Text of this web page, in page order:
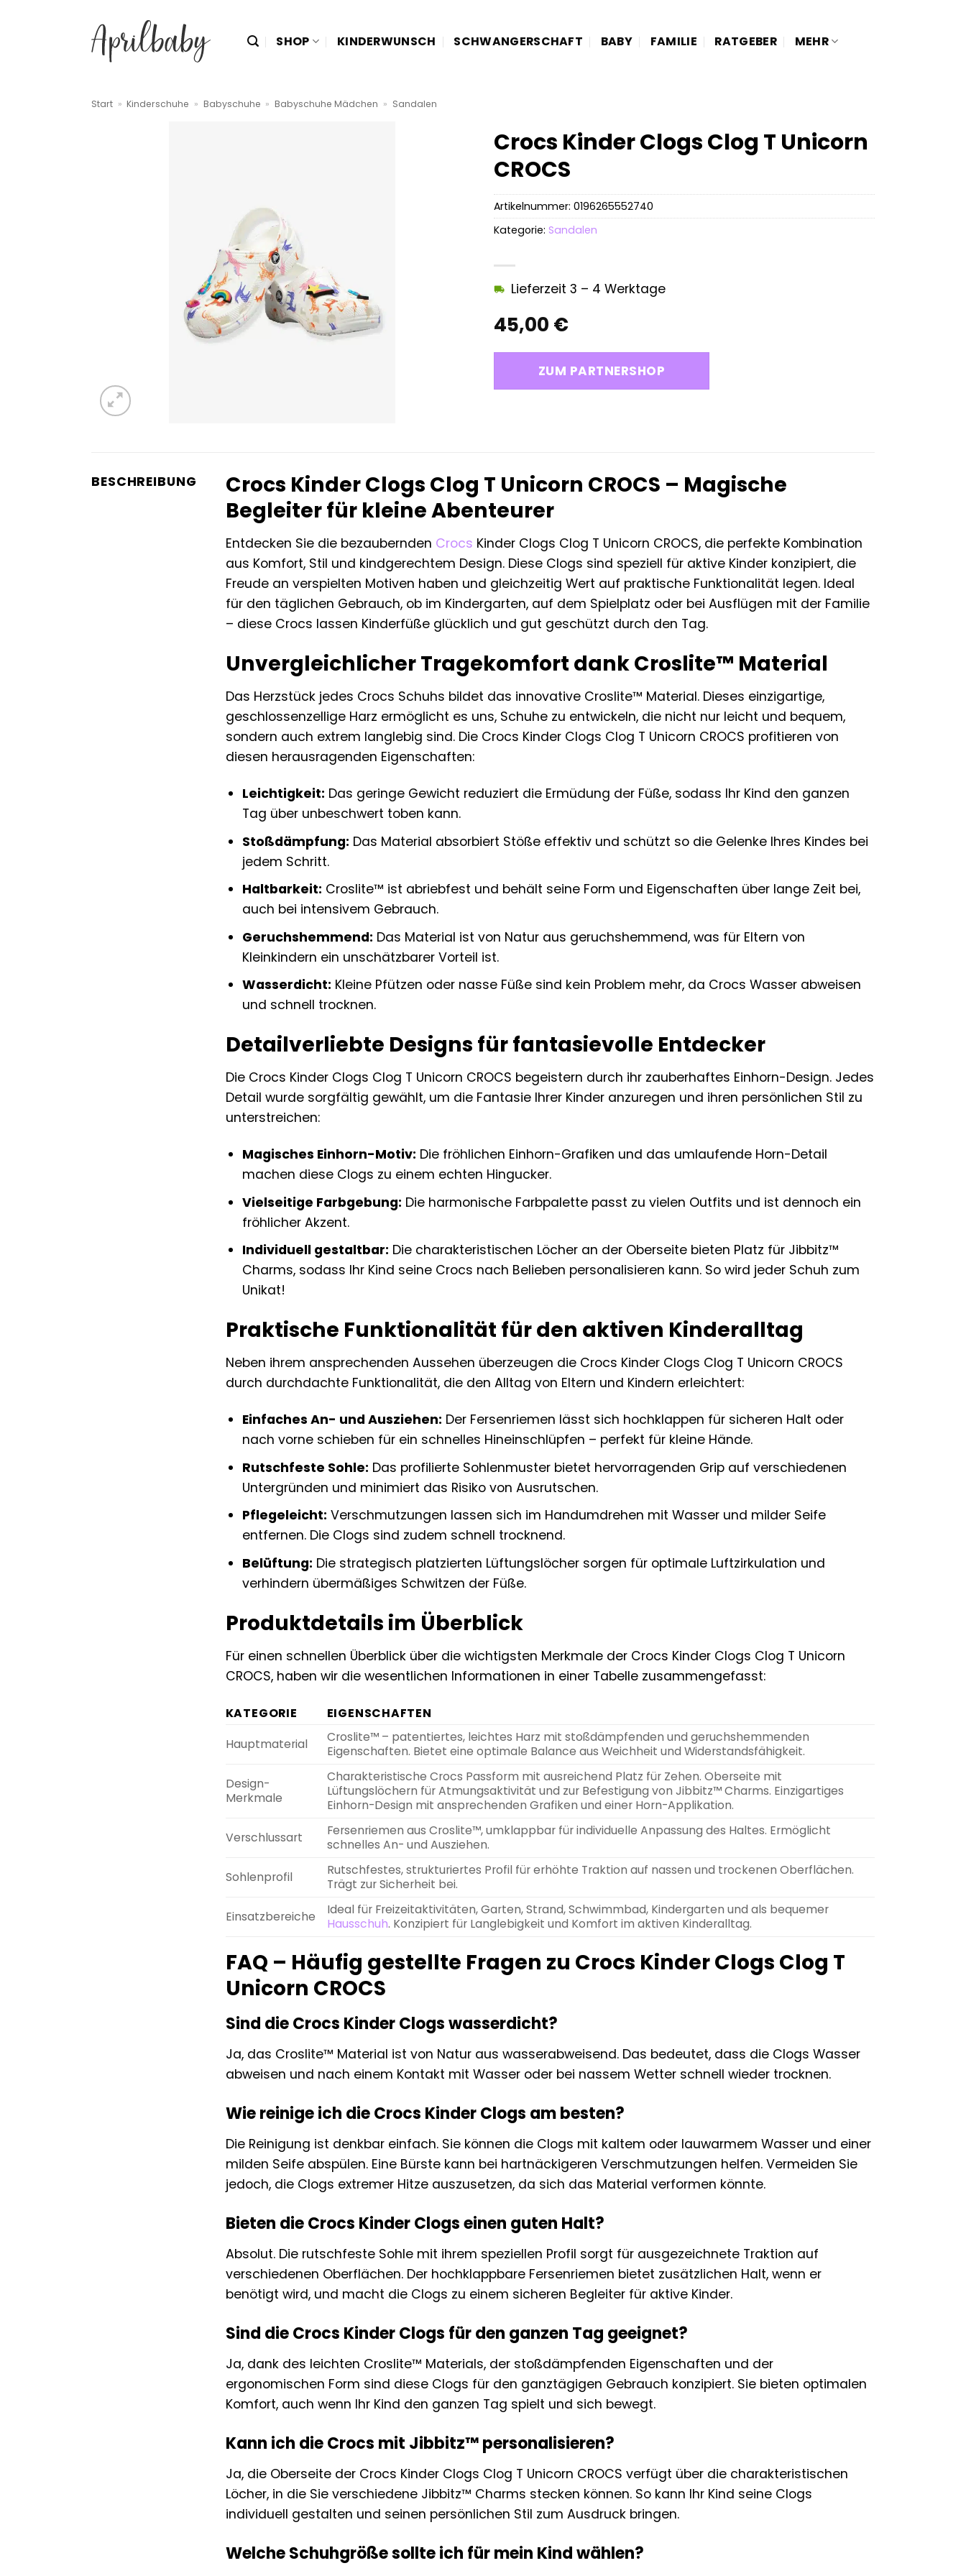
SHOP KINDERWUNSCH SCHWANGERSCHAFT BABY FAMILIE RATGEBER MEHR
Start » Kinderschuhe » Babyschuhe » Babyschuhe Mädchen » Sandalen
Crocs Kinder Clogs Clog T Unicorn
CROCS
45,00 €
Lieferzeit 3 – 4 Werktage
ZUM PARTNERSHOP
Artikelnummer: 0196265552740
Kategorie: Sandalen
BESCHREIBUNG
Crocs Kinder Clogs Clog T Unicorn CROCS – Magische
Begleiter für kleine Abenteurer
Entdecken Sie die bezaubernden Crocs Kinder Clogs Clog T Unicorn CROCS, die perfekte Kombination
aus Komfort, Stil und kindgerechtem Design. Diese Clogs sind speziell für aktive Kinder konzipiert, die
Freude an verspielten Motiven haben und gleichzeitig Wert auf praktische Funktionalität legen. Ideal
für den täglichen Gebrauch, ob im Kindergarten, auf dem Spielplatz oder bei Ausflügen mit der Familie
– diese Crocs lassen Kinderfüße glücklich und gut geschützt durch den Tag.
Unvergleichlicher Tragekomfort dank Croslite™ Material
Das Herzstück jedes Crocs Schuhs bildet das innovative Croslite™ Material. Dieses einzigartige,
geschlossenzellige Harz ermöglicht es uns, Schuhe zu entwickeln, die nicht nur leicht und bequem,
sondern auch extrem langlebig sind. Die Crocs Kinder Clogs Clog T Unicorn CROCS profitieren von
diesen herausragenden Eigenschaften:
Leichtigkeit: Das geringe Gewicht reduziert die Ermüdung der Füße, sodass Ihr Kind den ganzen
Tag über unbeschwert toben kann.
Stoßdämpfung: Das Material absorbiert Stöße effektiv und schützt so die Gelenke Ihres Kindes bei
jedem Schritt.
Haltbarkeit: Croslite™ ist abriebfest und behält seine Form und Eigenschaften über lange Zeit bei,
auch bei intensivem Gebrauch.
Geruchshemmend: Das Material ist von Natur aus geruchshemmend, was für Eltern von
Kleinkindern ein unschätzbarer Vorteil ist.
Wasserdicht: Kleine Pfützen oder nasse Füße sind kein Problem mehr, da Crocs Wasser abweisen
und schnell trocknen.
Detailverliebte Designs für fantasievolle Entdecker
Die Crocs Kinder Clogs Clog T Unicorn CROCS begeistern durch ihr zauberhaftes Einhorn-Design. Jedes
Detail wurde sorgfältig gewählt, um die Fantasie Ihrer Kinder anzuregen und ihren persönlichen Stil zu
unterstreichen:
Magisches Einhorn-Motiv: Die fröhlichen Einhorn-Grafiken und das umlaufende Horn-Detail
machen diese Clogs zu einem echten Hingucker.
Vielseitige Farbgebung: Die harmonische Farbpalette passt zu vielen Outfits und ist dennoch ein
fröhlicher Akzent.
Individuell gestaltbar: Die charakteristischen Löcher an der Oberseite bieten Platz für Jibbitz™
Charms, sodass Ihr Kind seine Crocs nach Belieben personalisieren kann. So wird jeder Schuh zum
Unikat!
Praktische Funktionalität für den aktiven Kinderalltag
Neben ihrem ansprechenden Aussehen überzeugen die Crocs Kinder Clogs Clog T Unicorn CROCS
durch durchdachte Funktionalität, die den Alltag von Eltern und Kindern erleichtert:
Einfaches An- und Ausziehen: Der Fersenriemen lässt sich hochklappen für sicheren Halt oder
nach vorne schieben für ein schnelles Hineinschlüpfen – perfekt für kleine Hände.
Rutschfeste Sohle: Das profilierte Sohlenmuster bietet hervorragenden Grip auf verschiedenen
Untergründen und minimiert das Risiko von Ausrutschen.
Pflegeleicht: Verschmutzungen lassen sich im Handumdrehen mit Wasser und milder Seife
entfernen. Die Clogs sind zudem schnell trocknend.
Belüftung: Die strategisch platzierten Lüftungslöcher sorgen für optimale Luftzirkulation und
verhindern übermäßiges Schwitzen der Füße.
Produktdetails im Überblick
Für einen schnellen Überblick über die wichtigsten Merkmale der Crocs Kinder Clogs Clog T Unicorn
CROCS, haben wir die wesentlichen Informationen in einer Tabelle zusammengefasst:
KATEGORIE
EIGENSCHAFTEN
Hauptmaterial
Croslite™ – patentiertes, leichtes Harz mit stoßdämpfenden und geruchshemmenden
Eigenschaften. Bietet eine optimale Balance aus Weichheit und Widerstandsfähigkeit.
Design-
Merkmale
Charakteristische Crocs Passform mit ausreichend Platz für Zehen. Oberseite mit
Lüftungslöchern für Atmungsaktivität und zur Befestigung von Jibbitz™ Charms. Einzigartiges
Einhorn-Design mit ansprechenden Grafiken und einer Horn-Applikation.
Verschlussart
Fersenriemen aus Croslite™, umklappbar für individuelle Anpassung des Haltes. Ermöglicht
schnelles An- und Ausziehen.
Sohlenprofil
Rutschfestes, strukturiertes Profil für erhöhte Traktion auf nassen und trockenen Oberflächen.
Trägt zur Sicherheit bei.
Einsatzbereiche
Ideal für Freizeitaktivitäten, Garten, Strand, Schwimmbad, Kindergarten und als bequemer
Hausschuh. Konzipiert für Langlebigkeit und Komfort im aktiven Kinderalltag.
FAQ – Häufig gestellte Fragen zu Crocs Kinder Clogs Clog T
Unicorn CROCS
Sind die Crocs Kinder Clogs wasserdicht?
Ja, das Croslite™ Material ist von Natur aus wasserabweisend. Das bedeutet, dass die Clogs Wasser
abweisen und nach einem Kontakt mit Wasser oder bei nassem Wetter schnell wieder trocknen.
Wie reinige ich die Crocs Kinder Clogs am besten?
Die Reinigung ist denkbar einfach. Sie können die Clogs mit kaltem oder lauwarmem Wasser und einer
milden Seife abspülen. Eine Bürste kann bei hartnäckigeren Verschmutzungen helfen. Vermeiden Sie
jedoch, die Clogs extremer Hitze auszusetzen, da sich das Material verformen könnte.
Bieten die Crocs Kinder Clogs einen guten Halt?
Absolut. Die rutschfeste Sohle mit ihrem speziellen Profil sorgt für ausgezeichnete Traktion auf
verschiedenen Oberflächen. Der hochklappbare Fersenriemen bietet zusätzlichen Halt, wenn er
benötigt wird, und macht die Clogs zu einem sicheren Begleiter für aktive Kinder.
Sind die Crocs Kinder Clogs für den ganzen Tag geeignet?
Ja, dank des leichten Croslite™ Materials, der stoßdämpfenden Eigenschaften und der
ergonomischen Form sind diese Clogs für den ganztägigen Gebrauch konzipiert. Sie bieten optimalen
Komfort, auch wenn Ihr Kind den ganzen Tag spielt und sich bewegt.
Kann ich die Crocs mit Jibbitz™ personalisieren?
Ja, die Oberseite der Crocs Kinder Clogs Clog T Unicorn CROCS verfügt über die charakteristischen
Löcher, in die Sie verschiedene Jibbitz™ Charms stecken können. So kann Ihr Kind seine Clogs
individuell gestalten und seinen persönlichen Stil zum Ausdruck bringen.
Welche Schuhgröße sollte ich für mein Kind wählen?